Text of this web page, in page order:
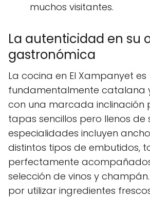
muchos visitantes.
La autenticidad en su
gastronómica
La cocina en El Xampanyet es
fundamentalmente catalana
con una marcada inclinación
tapas sencillos pero llenos de
especialidades incluyen
distintos tipos de embutidos,
perfectamente
selección de vinos y
por utilizar ingredientes